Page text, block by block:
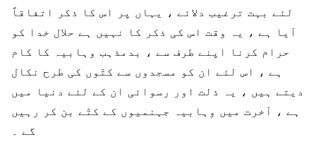
لئے بہت ترغیب دلائے ، یہاں پر اس کا ذکر اتفاقاً
آیا ہے ، یہ وقت اس کی ذکر کا نہیں ہے حلال خدا کو
حرام کرنا اپنے طرف سے ، بدمذہب وہابیہ کا کام
ہے ، اس لئے ان کو مسجدوں سے کتّوں کی طرح نکال
دیتے ہیں ، یہ ذلت اور رسوائی ان کے لئے دنیا میں
ہے ، آخرت میں وہابیہ جہنمیوں کے کتّے بن کر رہیں
گے ۔